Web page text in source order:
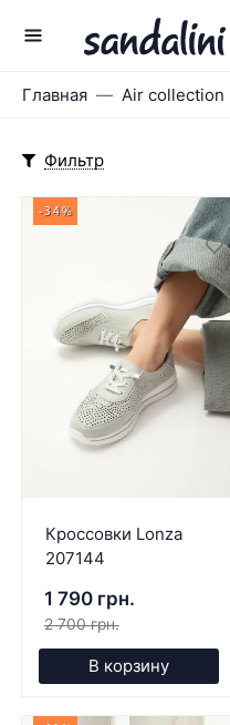
Главная Air collection
Фильтр
-34%
Кроссовки Lonza
207144
1 790 грн.
2 700 грн.
В корзину